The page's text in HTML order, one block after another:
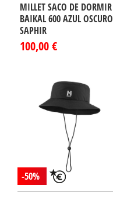
MILLET SACO DE DORMIR
BAIKAL 600 AZUL OSCURO
SAPHIR
100,00 €
-50%